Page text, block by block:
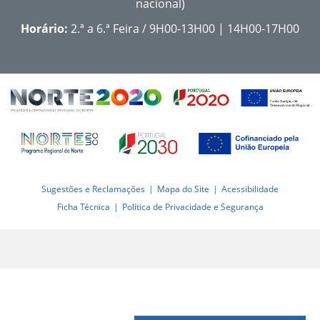
nacional)
Horário: 2.ª a 6.ª Feira / 9H00-13H00 | 14H00-17H00
Sugestões e Reclamações Mapa do Site
Acessibilidade
Ficha Técnica
Política de Privacidade e Segurança